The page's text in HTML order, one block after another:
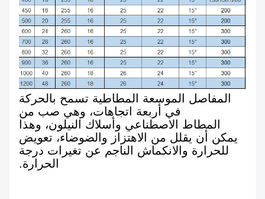
المفاصل الموسعة المطاطية تسمح بالحركة
في أربعة اتجاهات، وهي صب من
المطاط الاصطناعي وأسلاك النيلون، وهذا
يمكن أن يقلل من الاهتزاز والضوضاء، تعويض
للحرارة والانكماش الناجم عن تغيرات درجة
الحرارة.